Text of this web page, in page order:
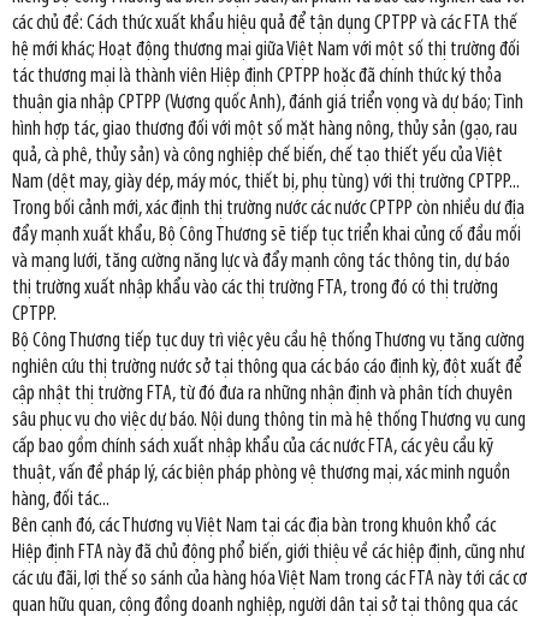
các chủ đề: Cách thức xuất khẩu hiệu quả để tận dụng CPTPP và các FTA thế
hệ mới khác; Hoạt động thương mại giữa Việt Nam với một số thị trường đối
tác thương mại là thành viên Hiệp định CPTPP hoặc đã chính thức ký thỏa
thuận gia nhập CPTPP (Vương quốc Anh), đánh giá triển vọng và dự báo; Tình
hình hợp tác, giao thương đối với một số mặt hàng nông, thủy sản (gạo, rau
quả, cà phê, thủy sản) và công nghiệp chế biến, chế tạo thiết yếu của Việt
Nam (dệt may, giày dép, máy móc, thiết bị, phụ tùng) với thị trường CPTPP...
Trong bối cảnh mới, xác định thị trường nước các nước CPTPP còn nhiều dư địa
đẩy mạnh xuất khẩu, Bộ Công Thương sẽ tiếp tục triển khai củng cố đầu mối
và mạng lưới, tăng cường năng lực và đẩy mạnh công tác thông tin, dự báo
thị trường xuất nhập khẩu vào các thị trường FTA, trong đó có thị trường
CPTPP.
Bộ Công Thương tiếp tục duy trì việc yêu cầu hệ thống Thương vụ tăng cường
nghiên cứu thị trường nước sở tại thông qua các báo cáo định kỳ, đột xuất để
cập nhật thị trường FTA, từ đó đưa ra những nhận định và phân tích chuyên
sâu phục vụ cho việc dự báo. Nội dung thông tin mà hệ thống Thương vụ cung
cấp bao gồm chính sách xuất nhập khẩu của các nước FTA, các yêu cầu kỹ
thuật, vấn đề pháp lý, các biện pháp phòng vệ thương mại, xác minh nguồn
hàng, đối tác...
Bên cạnh đó, các Thương vụ Việt Nam tại các địa bàn trong khuôn khổ các
Hiệp định FTA này đã chủ động phổ biến, giới thiệu về các hiệp định, cũng như
các ưu đãi, lợi thế so sánh của hàng hóa Việt Nam trong các FTA này tới các cơ
quan hữu quan, cộng đồng doanh nghiệp, người dân tại sở tại thông qua các